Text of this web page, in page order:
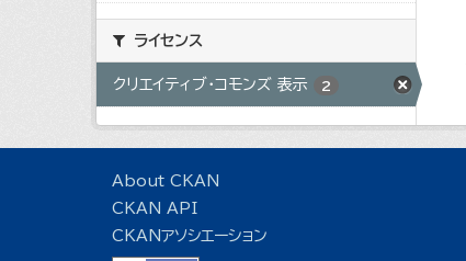
ライセンス
クリエイティブ・コモンズ 表示 2
About CKAN
CKAN API
CKANアソシエーション